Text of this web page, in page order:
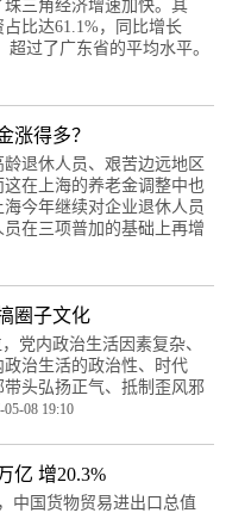
珠三角经济增速加快。其
比达61.1%，同比增长
过了广东省的平均水平。
涨得多？
退休人员、艰苦边远地区
在上海的养老金调整中也
今年继续对企业退休人员
员在三项普加的基础上再增
圈子文化
党内政治生活因素复杂、
治生活的政治性、时代
头弘扬正气、抵制歪风邪
05-08 19:10
亿 增20.3%
中国货物贸易进出口总值